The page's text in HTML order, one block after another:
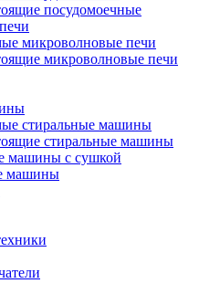
посудомоечные
микроволновые печи
микроволновые печи
стиральные машины
стиральные машины
машины с сушкой
машины